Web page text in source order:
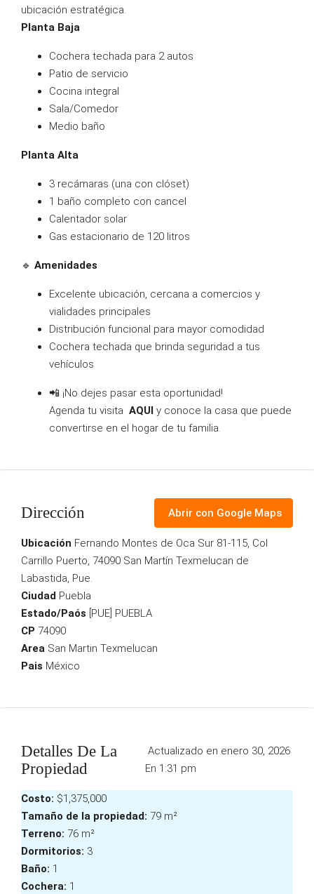
ubicación estratégica.
Planta Baja
Cochera techada para 2 autos
Patio de servicio
Cocina integral
Sala/Comedor
Medio baño
Planta Alta
3 recámaras (una con clóset)
1 baño completo con cancel
Calentador solar
Gas estacionario de 120 litros
🔹 Amenidades
Excelente ubicación, cercana a comercios y
vialidades principales
Distribución funcional para mayor comodidad
Cochera techada que brinda seguridad a tus
vehículos
📲 ¡No dejes pasar esta oportunidad!
Agenda tu visita AQUI y conoce la casa que puede
convertirse en el hogar de tu familia.
Dirección Abrir con Google Maps
Ubicación Fernando Montes de Oca Sur 81-115, Col
Carrillo Puerto, 74090 San Martín Texmelucan de
Labastida, Pue.
Ciudad Puebla
Estado/Paós [PUE] PUEBLA
CP 74090
Area San Martin Texmelucan
Pais México
Detalles De La
Propiedad
Actualizado en enero 30, 2026
En 1:31 pm
Costo: $1,375,000
Tamaño de la propiedad: 79 m²
Terreno: 76 m²
Dormitorios: 3
Baño: 1
Cochera: 1